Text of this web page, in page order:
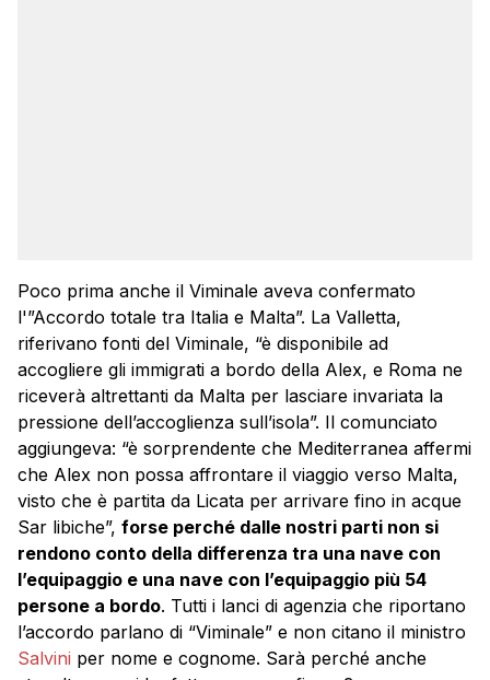
Poco prima anche il Viminale aveva confermato
l'”Accordo totale tra Italia e Malta”. La Valletta,
riferivano fonti del Viminale, “è disponibile ad
accogliere gli immigrati a bordo della Alex, e Roma ne
riceverà altrettanti da Malta per lasciare invariata la
pressione dell’accoglienza sull’isola”. Il comunciato
aggiungeva: “è sorprendente che Mediterranea affermi
che Alex non possa affrontare il viaggio verso Malta,
visto che è partita da Licata per arrivare fino in acque
Sar libiche”, forse perché dalle nostri parti non si
rendono conto della differenza tra una nave con
l’equipaggio e una nave con l’equipaggio più 54
persone a bordo. Tutti i lanci di agenzia che riportano
l’accordo parlano di “Viminale” e non citano il ministro
Salvini per nome e cognome. Sarà perché anche